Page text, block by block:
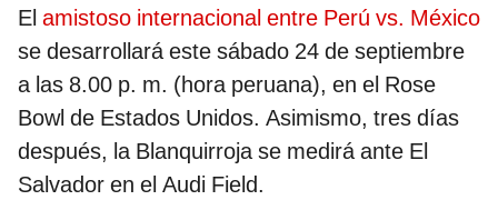
El amistoso internacional entre Perú vs. México
se desarrollará este sábado 24 de septiembre
a las 8.00 p. m. (hora peruana), en el Rose
Bowl de Estados Unidos. Asimismo, tres días
después, la Blanquirroja se medirá ante El
Salvador en el Audi Field.